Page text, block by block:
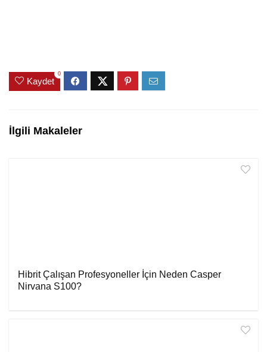
Kaydet
0
İlgili Makaleler
Hibrit Çalışan Profesyoneller İçin Neden Casper
Nirvana S100?